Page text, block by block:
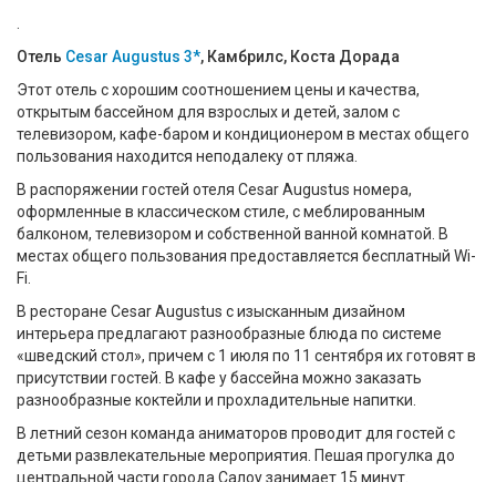
Отель Cesar Augustus 3*, Камбрилс, Коста Дорада
Этот отель с хорошим соотношением цены и качества,
открытым бассейном для взрослых и детей, залом с
телевизором, кафе-баром и кондиционером в местах общего
пользования находится неподалеку от пляжа.
В распоряжении гостей отеля Cesar Augustus номера,
оформленные в классическом стиле, с меблированным
балконом, телевизором и собственной ванной комнатой. В
местах общего пользования предоставляется бесплатный Wi-
Fi.
В ресторане Cesar Augustus с изысканным дизайном
интерьера предлагают разнообразные блюда по системе
«шведский стол», причем с 1 июля по 11 сентября их готовят в
присутствии гостей. В кафе у бассейна можно заказать
разнообразные коктейли и прохладительные напитки.
В летний сезон команда аниматоров проводит для гостей с
детьми развлекательные мероприятия. Пешая прогулка до
центральной части города Салоу занимает 15 минут.